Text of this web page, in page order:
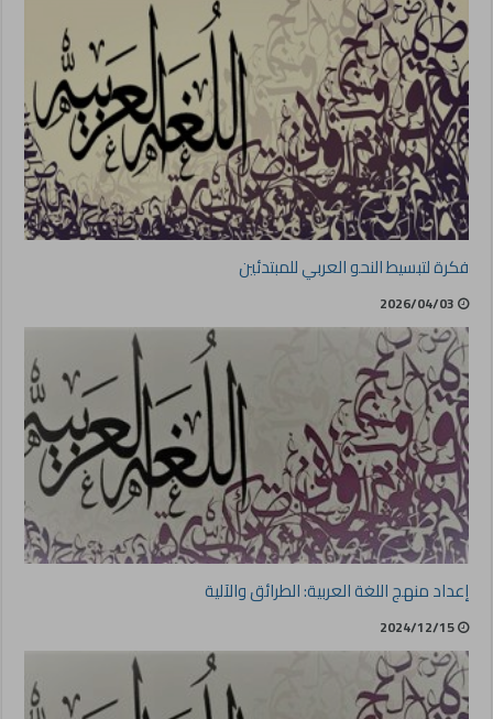
فكرة لتبسيط النحو العربي للمبتدئين
2026/04/03
إعداد منهج اللغة العربية: الطرائق والآلية
2024/12/15